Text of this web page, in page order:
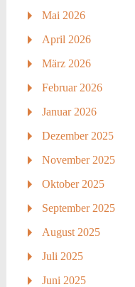
Mai 2026
April 2026
März 2026
Februar 2026
Januar 2026
Dezember 2025
November 2025
Oktober 2025
September 2025
August 2025
Juli 2025
Juni 2025